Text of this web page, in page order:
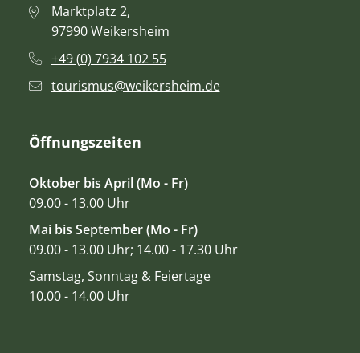
Marktplatz 2,
97990 Weikersheim
+49 (0) 7934 102 55
tourismus@weikersheim.de
Öffnungszeiten
Oktober bis April (Mo - Fr)
09.00 - 13.00 Uhr
Mai bis September (Mo - Fr)
09.00 - 13.00 Uhr; 14.00 - 17.30 Uhr
Samstag, Sonntag & Feiertage
10.00 - 14.00 Uhr